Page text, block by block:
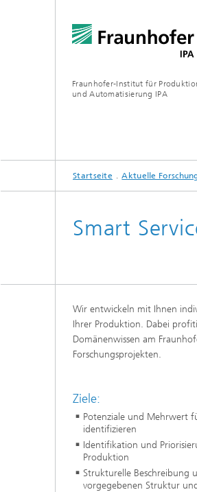
Fraunhofer-Institut für
und Automatisierung IPA
Startseite Aktuelle
Smart
Wir entwickeln mit Ihnen
Ihrer Produktion. Dabei
Domänenwissen am
Forschungsprojekten.
Ziele:
Potenziale und Mehrwert
identifizieren
Identifikation und
Produktion
Strukturelle Beschreibung
vorgegebenen Struktur